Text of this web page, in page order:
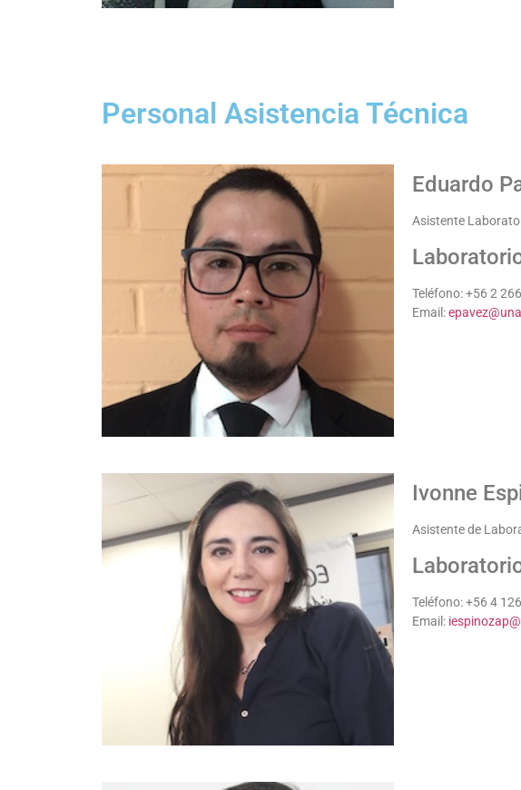
Personal Asistencia Técnica
Eduardo
Asistente
Teléfono: +56 2
Email:
Ivonne
Asistente de
Teléfono: +56 4
Email: